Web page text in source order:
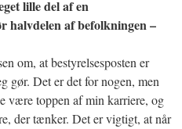
lille del af en
halvdelen af befolkningen –
om, at bestyrelsesposten er
gør. Det er det for nogen, men
være toppen af min karriere, og
der tænker. Det er vigtigt, at når